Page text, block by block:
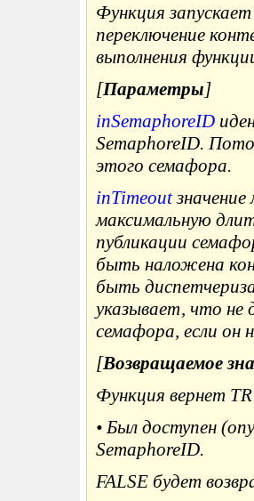
Функция
переключение
выполнения
[Параметры]
inSemaphoreID
SemaphoreID.
этого семафора.
inTimeout
максимальную
публикации
быть наложена
быть
указывает, что
семафора, если он
[Возвращаемое
Функция вернет
• Был доступен
SemaphoreID.
FALSE будет